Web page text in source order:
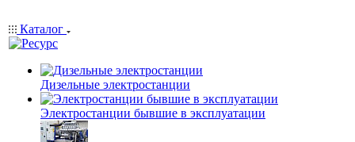
Каталог
Дизельные электростанции
Электростанции бывшие в эксплуатации